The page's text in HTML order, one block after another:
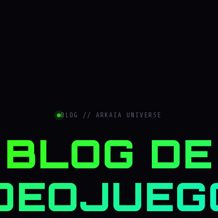
BLOG // ARKAIA UNIVERSE
BLOG DE